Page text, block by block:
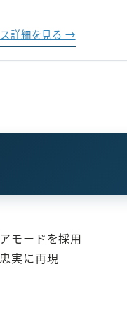
詳細を見る →
モードを採用
実に再現